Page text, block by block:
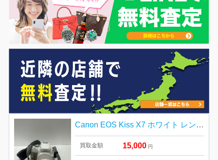
Canon EOS Kiss X7 ホワイト レンズキット
買取金額 15,000 円